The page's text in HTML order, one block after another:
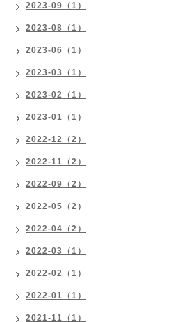
2023-09（1）
2023-08（1）
2023-06（1）
2023-03（1）
2023-02（1）
2023-01（1）
2022-12（2）
2022-11（2）
2022-09（2）
2022-05（2）
2022-04（2）
2022-03（1）
2022-02（1）
2022-01（1）
2021-11（1）